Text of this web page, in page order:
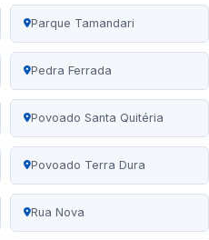
Parque Tamandari
Pedra Ferrada
Povoado Santa Quitéria
Povoado Terra Dura
Rua Nova